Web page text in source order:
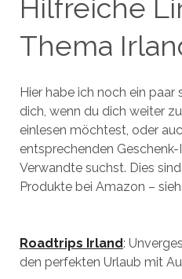
Hilfreiche
Thema
Hier habe ich noch ein paar
dich, wenn du dich weiter
einlesen möchtest, oder
entsprechenden
Verwandte suchst. Dies
Produkte bei Amazon –
Roadtrips Irland:
den perfekten Urlaub mit